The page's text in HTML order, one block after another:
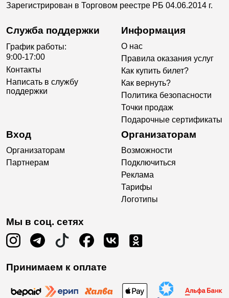
Зарегистрирован в Торговом реестре РБ 04.06.2014 г.
Служба поддержки
График работы:
9:00-17:00
Контакты
Написать в службу
поддержки
Информация
О нас
Правила оказания услуг
Как купить билет?
Как вернуть?
Политика безопасности
Точки продаж
Подарочные сертификаты
Вход
Организаторам
Партнерам
Организаторам
Возможности
Подключиться
Реклама
Тарифы
Логотипы
Мы в соц. сетях
Принимаем к оплате